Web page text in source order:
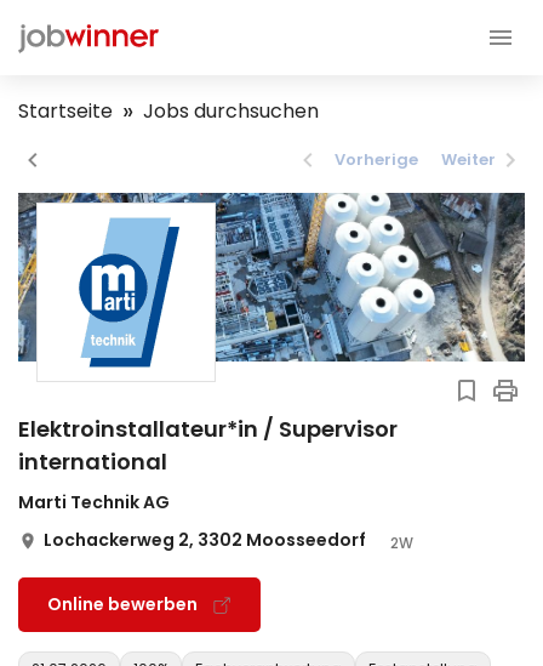
Startseite Jobs durchsuchen
Vorherige Weiter
Elektroinstallateur*in / Supervisor
international
Marti Technik AG
Lochackerweg 2, 3302 Moosseedorf
2W
Online bewerben